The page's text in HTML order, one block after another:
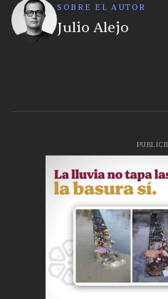
SOBRE EL AUTOR
Julio Alejo